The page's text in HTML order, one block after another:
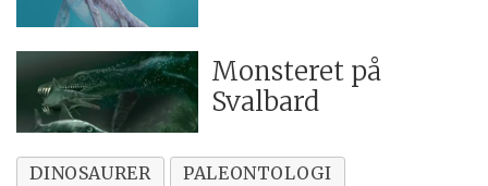
Monsteret på
Svalbard
DINOSAURER PALEONTOLOGI